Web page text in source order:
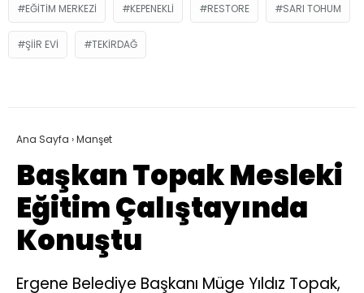
EĞITIM MERKEZI KEPENEKLI RESTORE SARI TOHUM
ŞIIR EVI TEKIRDAĞ
Ana Sayfa ›Manşet
Başkan Topak Mesleki
Eğitim Çalıştayında
Konuştu
Ergene Belediye Başkanı Müge Yıldız Topak,